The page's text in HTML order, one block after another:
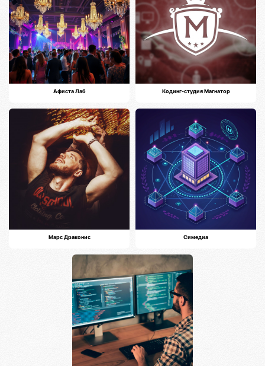
Афиста Лаб Кодинг-студия Магнатор
Марс Драконис Симедиа